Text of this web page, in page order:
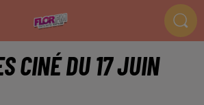
CINÉ DU 17 JUIN